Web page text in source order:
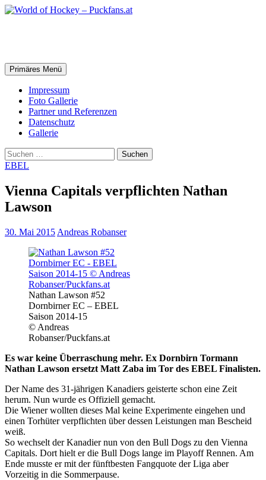
Zum
Suchen
Primäres Menü
Impressum
Foto Gallerie
Partner und Referenzen
Datenschutz
Gallerie
Suchen
nach:
EBEL
Vienna Capitals verpflichten Nathan
Lawson
30. Mai 2015 Andreas Robanser
Nathan Lawson #52
Dornbirner EC – EBEL
Saison 2014-15
© Andreas
Robanser/Puckfans.at
Es war keine Überraschung mehr. Ex Dornbirn Tormann
Nathan Lawson ersetzt Matt Zaba im Tor des EBEL Finalisten.
Der Name des 31-jährigen Kanadiers geisterte schon eine Zeit
herum. Nun wurde es Offiziell gemacht.
Die Wiener wollten dieses Mal keine Experimente eingehen und
einen Torhüter verpflichten über dessen Leistungen man Bescheid
weiß.
So wechselt der Kanadier nun von den Bull Dogs zu den Vienna
Capitals. Dort hielt er die Bull Dogs lange im Playoff Rennen. Am
Ende musste er mit der fünftbesten Fangquote der Liga aber
Vorzeitig in die Sommerpause.